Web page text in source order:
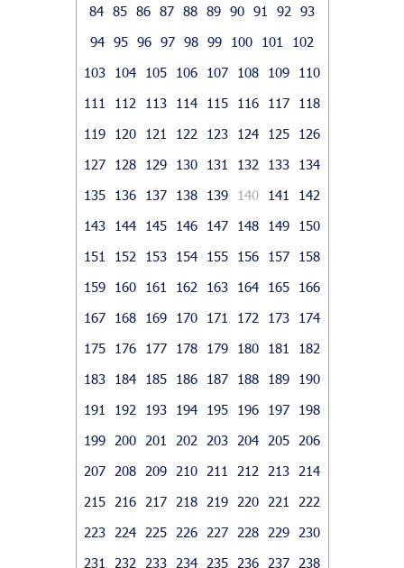
84 85 86 87 88 89 90 91 92
93
94 95 96 97 98 99 100 101
102
103
104 105 106 107 108 109
110
111
112 113 114 115 116 117
118
119
120 121 122 123 124 125
126
127
128 129 130 131 132 133
134
135
136 137 138 139 140 141
142
143
144 145 146 147 148 149
150
151
152 153 154 155 156 157
158
159
160 161 162 163 164 165
166
167
168 169 170 171 172 173
174
175
176 177 178 179 180 181
182
183
184 185 186 187 188 189
190
191
192 193 194 195 196 197
198
199
200 201 202 203 204 205
206
207
208 209 210 211 212 213
214
215
216 217 218 219 220 221
222
223
224 225 226 227 228 229
230
231
232 233 234 235 236 237
238